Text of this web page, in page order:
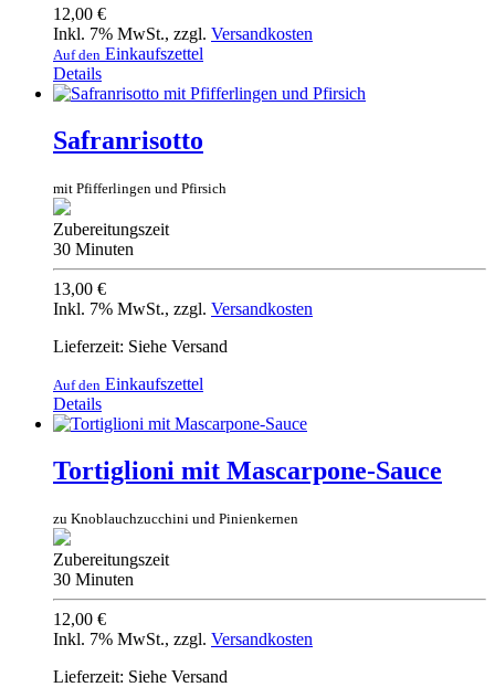
12,00 €
Inkl. 7% MwSt., zzgl. Versandkosten
Auf den Einkaufszettel
Details
Safranrisotto
mit Pfifferlingen und Pfirsich
Zubereitungszeit
30 Minuten
13,00 €
Inkl. 7% MwSt., zzgl. Versandkosten
Lieferzeit: Siehe Versand
Auf den Einkaufszettel
Details
Tortiglioni mit Mascarpone-Sauce
zu Knoblauchzucchini und Pinienkernen
Zubereitungszeit
30 Minuten
12,00 €
Inkl. 7% MwSt., zzgl. Versandkosten
Lieferzeit: Siehe Versand